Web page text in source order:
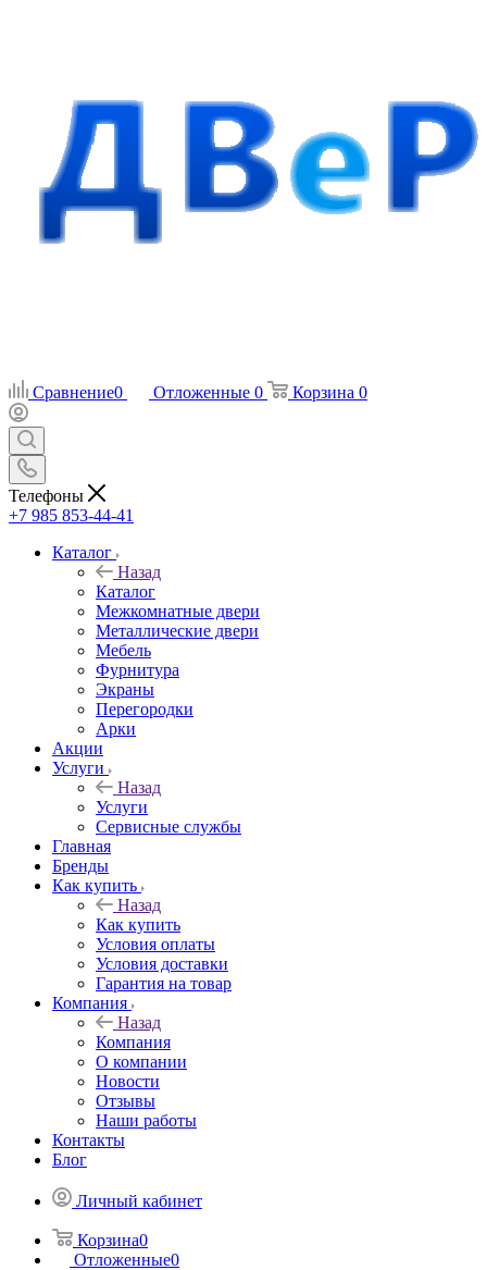
Сравнение0 Отложенные 0 Корзина 0
Телефоны
+7 985 853-44-41
Каталог
Назад
Каталог
Межкомнатные двери
Металлические двери
Мебель
Фурнитура
Экраны
Перегородки
Арки
Акции
Услуги
Назад
Услуги
Сервисные службы
Главная
Бренды
Как купить
Назад
Как купить
Условия оплаты
Условия доставки
Гарантия на товар
Компания
Назад
Компания
О компании
Новости
Отзывы
Наши работы
Контакты
Блог
Личный кабинет
Корзина0
Отложенные0